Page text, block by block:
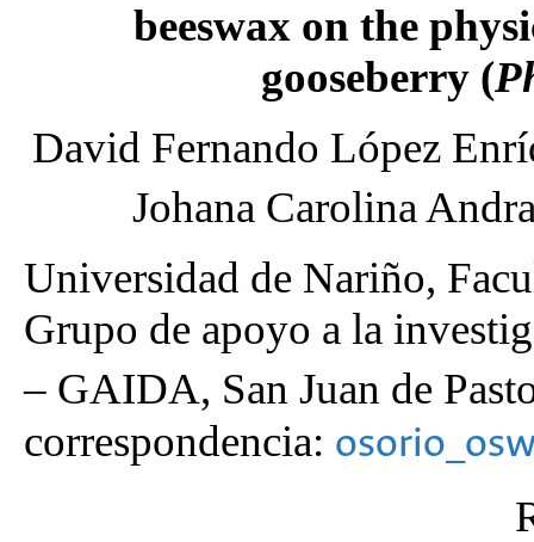
beeswax on the
gooseberry (
David Fernando López
Johana Carolina
Universidad de Nariño,
Grupo de apoyo a la
– GAIDA, San Juan de
correspondencia: